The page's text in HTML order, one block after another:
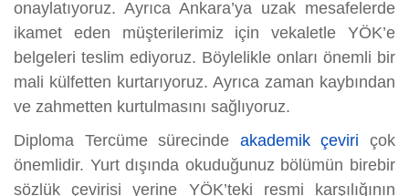
onaylatıyoruz. Ayrıca Ankara’ya uzak mesafelerde
ikamet eden müşterilerimiz için vekaletle YÖK’e
belgeleri teslim ediyoruz. Böylelikle onları önemli bir
mali külfetten kurtarıyoruz. Ayrıca zaman kaybından
ve zahmetten kurtulmasını sağlıyoruz.
Diploma Tercüme sürecinde akademik çeviri çok
önemlidir. Yurt dışında okuduğunuz bölümün birebir
sözlük çevirisi yerine YÖK’teki resmi karşılığının